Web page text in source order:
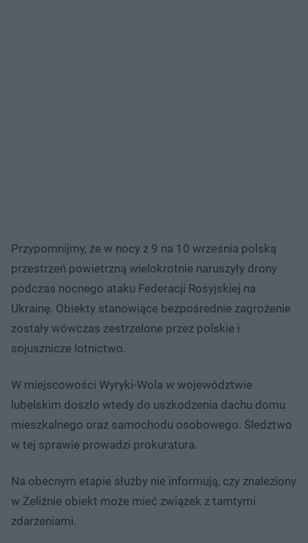
Przypomnijmy, że w nocy z 9 na 10 września polską
przestrzeń powietrzną wielokrotnie naruszyły drony
podczas nocnego ataku Federacji Rosyjskiej na
Ukrainę. Obiekty stanowiące bezpośrednie zagrożenie
zostały wówczas zestrzelone przez polskie i
sojusznicze lotnictwo.
W miejscowości Wyryki-Wola w województwie
lubelskim doszło wtedy do uszkodzenia dachu domu
mieszkalnego oraz samochodu osobowego. Śledztwo
w tej sprawie prowadzi prokuratura.
Na obecnym etapie służby nie informują, czy znaleziony
w Żeliźnie obiekt może mieć związek z tamtymi
zdarzeniami.